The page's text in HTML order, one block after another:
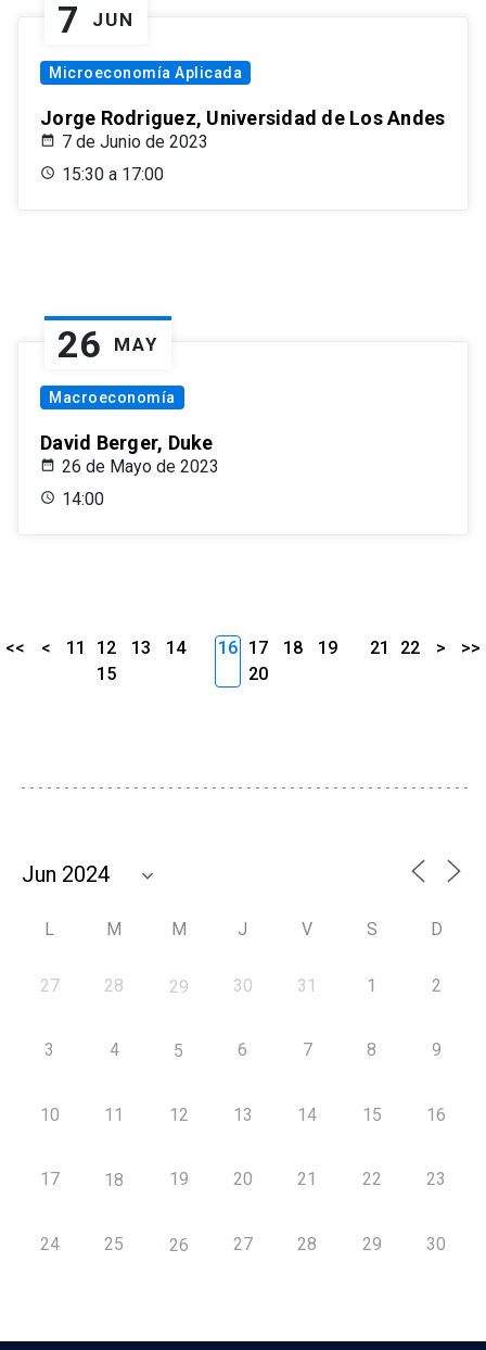
7 JUN
Microeconomía Aplicada
Jorge Rodriguez, Universidad de Los Andes
7 de Junio de 2023
15:30 a 17:00
26 MAY
Macroeconomía
David Berger, Duke
26 de Mayo de 2023
14:00
<< < 11 12 13
14
15
16 17 18
19
20
21 22 > >>
L M M J V S D
27 28 29 30 31 1 2
3 4 5 6 7 8 9
10 11 12 13 14 15 16
17 18 19 20 21 22 23
24 25 26 27 28 29 30